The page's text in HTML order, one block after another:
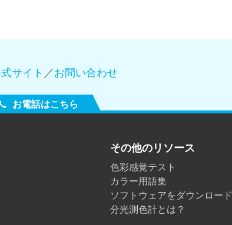
サイト ／お問い合わせ
お電話はこちら
その他のリソース
色彩感覚テスト
カラー用語集
ソフトウェアをダウンロード
分光測色計とは？